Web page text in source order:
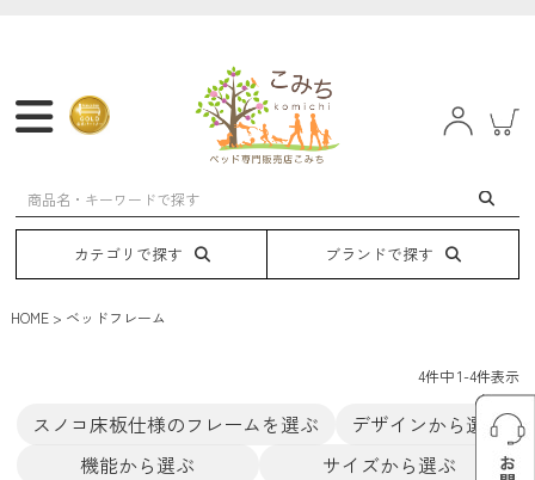
マットレス フレーム ベッド 電動ベッド
カテゴリで探す ブランドで探す
HOME ベッドフレーム
4件中 1-4件表示
スノコ床板仕様のフレームを選ぶ
デザインから選ぶ
機能から選ぶ
サイズから選ぶ